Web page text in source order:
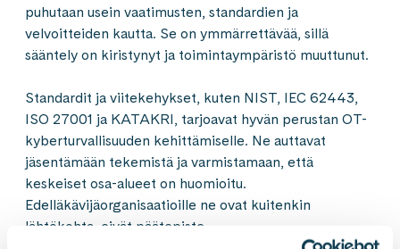
puhutaan usein vaatimusten, standardien ja
velvoitteiden kautta. Se on ymmärrettävää, sillä
sääntely on kiristynyt ja toimintaympäristö muuttunut.
Standardit ja viitekehykset, kuten NIST, IEC 62443,
ISO 27001 ja KATAKRI, tarjoavat hyvän perustan OT-
kyberturvallisuuden kehittämiselle. Ne auttavat
jäsentämään tekemistä ja varmistamaan, että
keskeiset osa-alueet on huomioitu.
Edelläkävijäorganisaatioille ne ovat kuitenkin
lähtökohta, eivät päätepiste.